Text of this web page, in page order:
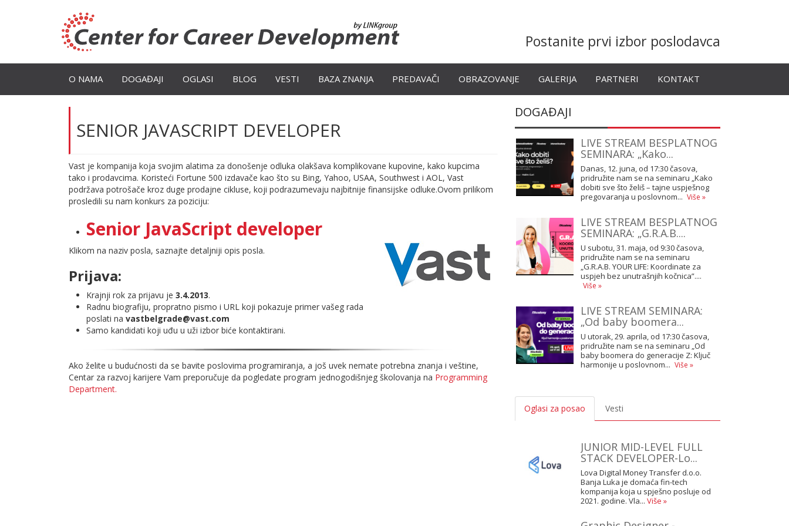
Postanite prvi izbor poslodavca
O NAMA DOGAĐAJI OGLASI BLOG VESTI BAZA ZNANJA PREDAVAČI OBRAZOVANJE GALERIJA PARTNERI KONTAKT
SENIOR JAVASCRIPT DEVELOPER
Vast je kompanija koja svojim alatima za donošenje odluka olakšava komplikovane kupovine, kako kupcima
tako i prodavcima. Koristeći Fortune 500 izdavače kao što su Bing, Yahoo, USAA, Southwest i AOL, Vast
podržava potrošače kroz duge prodajne cikluse, koji podrazumevaju najbitnije finansijske odluke.Ovom prilikom
prosledili su nam konkurs za poziciju:
Senior JavaScript developer
Klikom na naziv posla, saznajte detaljniji opis posla.
Prijava:
Krajnji rok za prijavu je 3.4.2013.
Radnu biografiju, propratno pismo i URL koji pokazuje primer vašeg rada
poslati na vastbelgrade@vast.com
Samo kandidati koji uđu u uži izbor biće kontaktirani.
Ako želite u budućnosti da se bavite poslovima programiranja, a još uvek nemate potrebna znanja i veštine,
Centar za razvoj karijere Vam preporučuje da pogledate program jednogodišnjeg školovanja na Programming
Department.
DOGAĐAJI
LIVE STREAM BESPLATNOG
SEMINARA: „Kako...
Danas, 12. juna, od 17:30 časova,
pridružite nam se na seminaru „Kako
dobiti sve što želiš – tajne uspješnog
pregovaranja u poslovnom... Više »
LIVE STREAM BESPLATNOG
SEMINARA: „G.R.A.B....
U subotu, 31. maja, od 9:30 časova,
pridružite nam se na seminaru
„G.R.A.B. YOUR LIFE: Koordinate za
uspjeh bez unutrašnjih kočnica”....
Više »
LIVE STREAM SEMINARA:
„Od baby boomera...
U utorak, 29. aprila, od 17:30 časova,
pridružite nam se na seminaru „Od
baby boomera do generacije Z: Ključ
harmonije u poslovnom... Više »
Oglasi za posao Vesti
JUNIOR MID-LEVEL FULL
STACK DEVELOPER-Lo...
Lova Digital Money Transfer d.o.o.
Banja Luka je domaća fin-tech
kompanija koja u spješno posluje od
2021. godine. Vla... Više »